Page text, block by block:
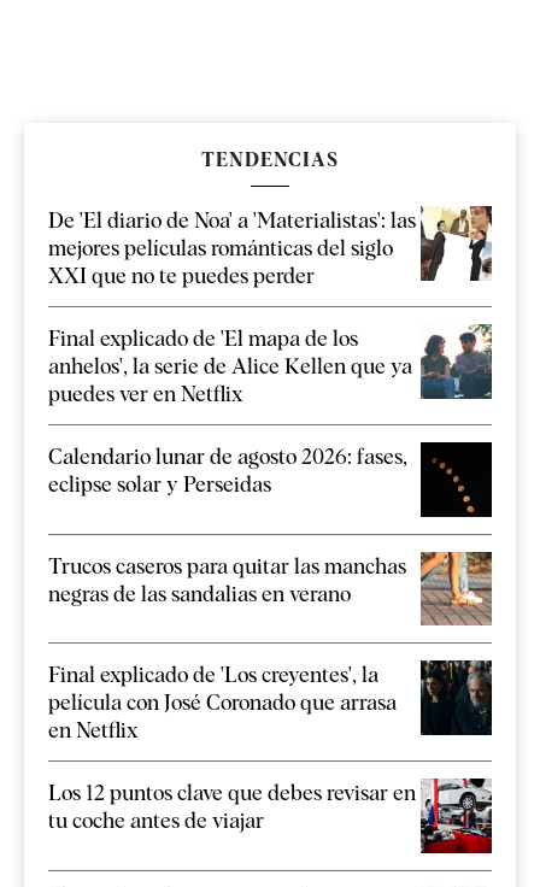
TENDENCIAS
De 'El diario de Noa' a 'Materialistas': las
mejores películas románticas del siglo
XXI que no te puedes perder
Final explicado de 'El mapa de los
anhelos', la serie de Alice Kellen que ya
puedes ver en Netflix
Calendario lunar de agosto 2026: fases,
eclipse solar y Perseidas
Trucos caseros para quitar las manchas
negras de las sandalias en verano
Final explicado de 'Los creyentes', la
película con José Coronado que arrasa
en Netflix
Los 12 puntos clave que debes revisar en
tu coche antes de viajar